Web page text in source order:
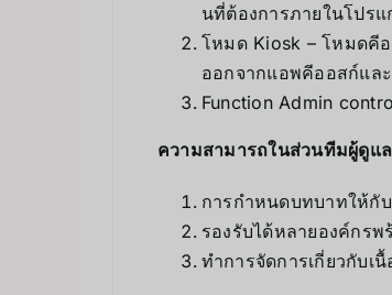
นที่ต้องการภายในโปร
โหมด Kiosk – โหมดคี
ออกจากแอพคีออสก์แล
Function Admin
ความสามารถในส่วนทีมผู้ดูแ
การกำหนดบทบาทให้กั
รองรับได้หลายองค์กรพ
ทำการจัดการเกี่ยวกับเนื้